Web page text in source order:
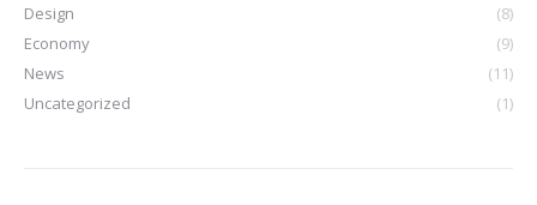
Design
(8)
Economy
(9)
News
(11)
Uncategorized
(1)